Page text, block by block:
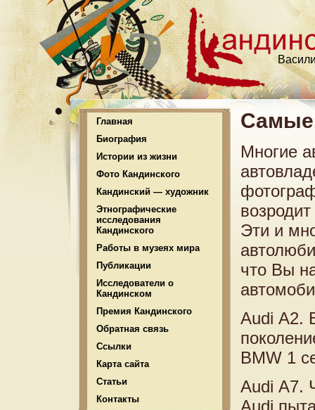
Главная
Биография
Истории из жизни
Фото Кандинского
Кандинский — художник
Этнографические
исследования
Кандинского
Работы в музеях мира
Публикации
Исследователи о
Кандинском
Премия Кандинского
Обратная связь
Ссылки
Карта сайта
Статьи
Контакты
Самые
Многие
Эти и
что Вы
Audi А2.
BMW 1
Audi А7.
Audi